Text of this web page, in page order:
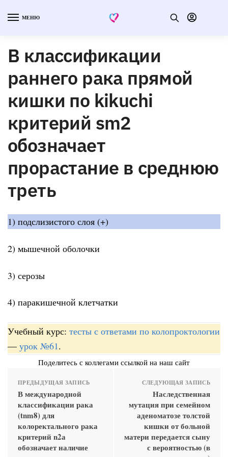
МЕНЮ
В классификации
раннего рака прямой
кишки по kikuchi
критерий sm2
обозначает
прорастание в среднюю
треть
1) подслизистого слоя (+)
2) мышечной оболочки
3) серозы
4) паракишечной клетчатки
Учебный курс: тесты с ответами по колопроктологии
— урок №61.
Поделитесь с коллегами ссылкой на наш сайт
ПРЕДЫДУЩАЯ ЗАПИСЬ
В международной
классификации рака
(tnm8) для
колоректального рака
критерий n2а
обозначает наличие
СЛЕДУЮЩАЯ ЗАПИСЬ
Наследственная
мутация при семейном
аденоматозе толстой
кишки от больной
матери передается сыну
с вероятностью (в